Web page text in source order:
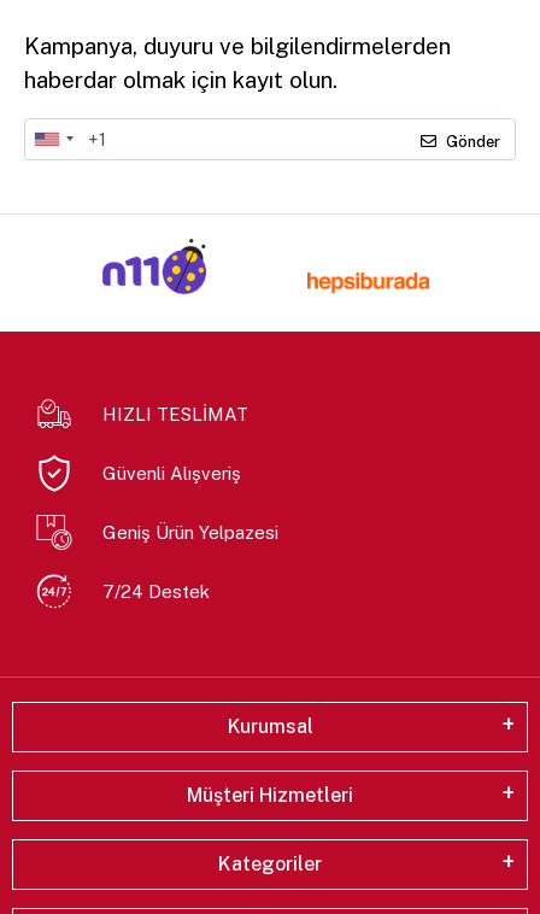
Kampanya, duyuru ve bilgilendirmelerden
haberdar olmak için kayıt olun.
Gönder
HIZLI TESLİMAT
Güvenli Alışveriş
Geniş Ürün Yelpazesi
7/24 Destek
Kurumsal
Müşteri Hizmetleri
Kategoriler